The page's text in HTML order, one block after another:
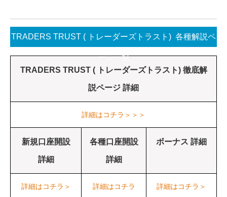
TRADERS TRUST ( トレーダーズトラスト) 各種解説ペ
ージ一覧
TRADERS TRUST ( トレーダーズトラスト) 徹底解
説ページ 詳細
詳細はコチラ＞＞＞
新規口座開設
詳細
各種口座開設
詳細
ボーナス 詳細
詳細はコチラ＞
詳細はコチラ
詳細はコチラ＞